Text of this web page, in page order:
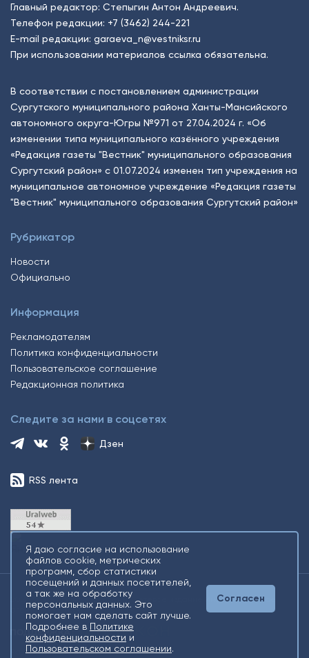
Главный редактор: Степыгин Антон Андреевич.
Телефон редакции: +7 (3462) 244-221
E-mail редакции: garaeva_n@vestniksr.ru
При использовании материалов ссылка обязательна.
В соответствии с постановлением администрации
Сургутского муниципального района Ханты-Мансийского
автономного округа-Югры №971 от 27.04.2024 г. «Об
изменении типа муниципального казённого учреждения
«Редакция газеты "Вестник" муниципального образования
Сургутский район» с 01.07.2024 изменен тип учреждения на
муниципальное автономное учреждение «Редакция газеты
"Вестник" муниципального образования Сургутский район»
Рубрикатор
Новости
Официально
Информация
Рекламодателям
Политика конфиденциальности
Пользовательское соглашение
Редакционная политика
Следите за нами в соцсетях
Дзен
RSS лента
2026 © Все права защищены. Сетевое издание Информационное
агентство «Югорский снегирь» +16
Разработка Gold Carrot
Я даю согласие на использование
файлов cookie, метрических
программ, сбор статистики
посещений и данных посетителей,
а так же на обработку
персональных данных. Это
помогает нам сделать сайт лучше.
Подробнее в Политике
конфиденциальности и
Пользовательском соглашении.
Согласен